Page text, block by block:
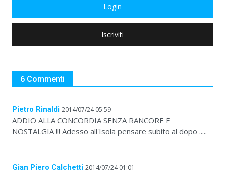
Login
Iscriviti
6 Commenti
Pietro Rinaldi 2014/07/24 05:59
ADDIO ALLA CONCORDIA SENZA RANCORE E
NOSTALGIA !!! Adesso all'Isola pensare subito al dopo .....
Gian Piero Calchetti 2014/07/24 01:01